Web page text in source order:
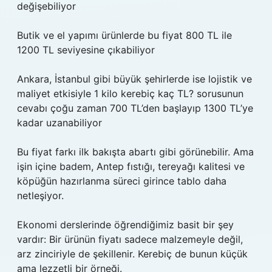
değişebiliyor
Butik ve el yapımı ürünlerde bu fiyat 800 TL ile
1200 TL seviyesine çıkabiliyor
Ankara, İstanbul gibi büyük şehirlerde ise lojistik ve
maliyet etkisiyle 1 kilo kerebiç kaç TL? sorusunun
cevabı çoğu zaman 700 TL’den başlayıp 1300 TL’ye
kadar uzanabiliyor
Bu fiyat farkı ilk bakışta abartı gibi görünebilir. Ama
işin içine badem, Antep fıstığı, tereyağı kalitesi ve
köpüğün hazırlanma süreci girince tablo daha
netleşiyor.
Ekonomi derslerinde öğrendiğimiz basit bir şey
vardır: Bir ürünün fiyatı sadece malzemeyle değil,
arz zinciriyle de şekillenir. Kerebiç de bunun küçük
ama lezzetli bir örneği.